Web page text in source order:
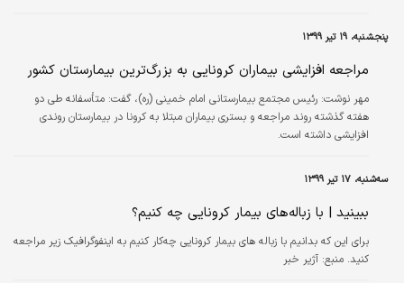
پنجشنبه، ۱۹ تیر ۱۳۹۹
مراجعه افزایشی بیماران کرونایی به بزرگ‌ترین بیمارستان کشور
مهر نوشت: رئیس مجتمع بیمارستانی امام خمینی (ره)، گفت: متأسفانه طی دو
هفته گذشته روند مراجعه و بستری بیماران مبتلا به کرونا در بیمارستان روندی
افزایشی داشته است.
سه‌شنبه، ۱۷ تیر ۱۳۹۹
ببینید | با زباله‌های بیمار کرونایی چه کنیم؟
برای این که بدانیم با زباله‌ های بیمار کرونایی چه‌کار کنیم به اینفوگرافیک زیر مراجعه
کنید. منبع: آژیر خبر